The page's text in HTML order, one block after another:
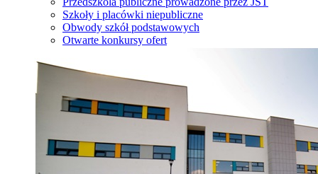
Szkoły i placówki niepubliczne
Obwody szkół podstawowych
Otwarte konkursy ofert